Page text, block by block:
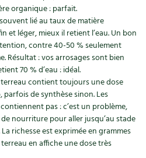
organique : parfait.
lié au taux de matière
et léger, mieux il retient l’eau. Un bon
contre 40-50 % seulement
Résultat : vos arrosages sont bien
70 % d’eau : idéal.
contient toujours une dose
parfois de synthèse sinon. Les
pas : c’est un problème,
nourriture pour aller jusqu’au stade
richesse est exprimée en grammes
en affiche une dose très